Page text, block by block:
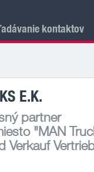
kontaktov
E.K.
partner
"MAN
Verkauf